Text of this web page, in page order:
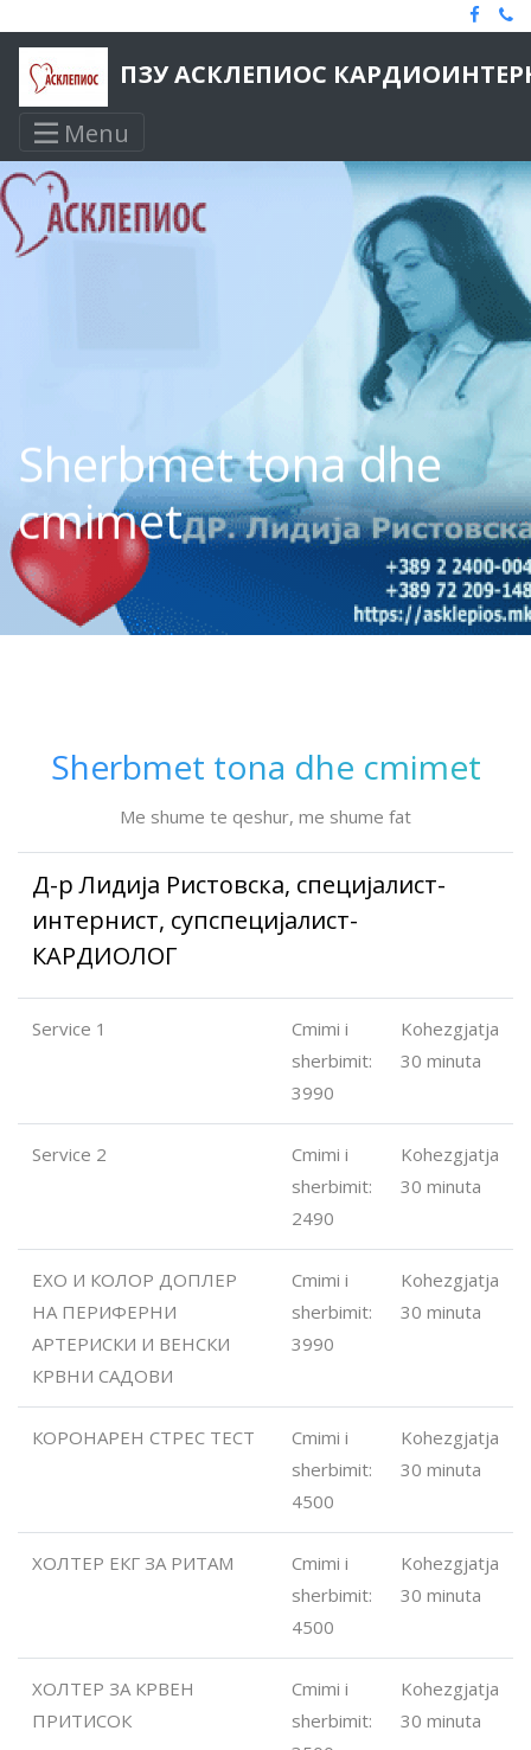
ПЗУ АСКЛЕПИОС
Menu
Sherbmet tona dhe
cmimet
Sherbmet tona dhe cmimet
Me shume te qeshur, me shume fat
Д-р Лидија Ристовска, специјалист-
интернист, супспецијалист-
КАРДИОЛОГ
Service 1
Cmimi i
sherbimit:
3990
Kohezgjatja
30 minuta
Service 2
Cmimi i
sherbimit:
2490
Kohezgjatja
30 minuta
ЕХО И КОЛОР ДОПЛЕР
НА ПЕРИФЕРНИ
АРТЕРИСКИ И ВЕНСКИ
КРВНИ САДОВИ
Cmimi i
sherbimit:
3990
Kohezgjatja
30 minuta
КОРОНАРЕН СТРЕС ТЕСТ
Cmimi i
sherbimit:
4500
Kohezgjatja
30 minuta
ХОЛТЕР ЕКГ ЗА РИТАМ
Cmimi i
sherbimit:
4500
Kohezgjatja
30 minuta
ХОЛТЕР ЗА КРВЕН
ПРИТИСОК
Cmimi i
sherbimit:
Kohezgjatja
30 minuta